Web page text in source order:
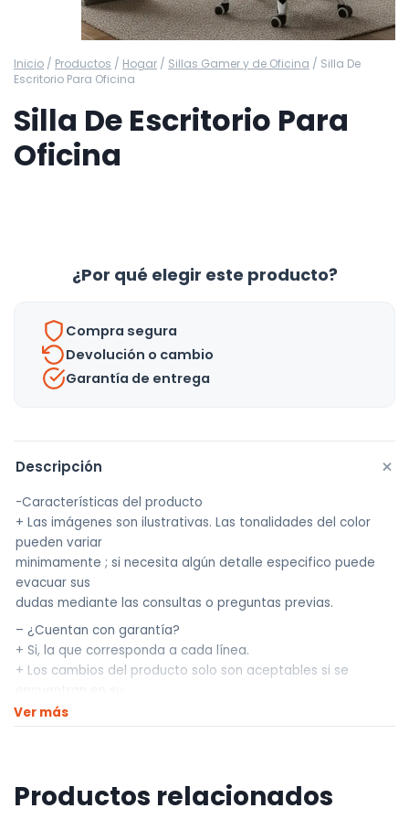
Inicio / Productos / Hogar / Sillas Gamer y de Oficina / Silla De
Escritorio Para Oficina
Silla De Escritorio Para
Oficina
¿Por qué elegir este producto?
Compra segura
Devolución o cambio
Garantía de entrega
Descripción +
-Características del producto
+ Las imágenes son ilustrativas. Las tonalidades del color
pueden variar
minimamente ; si necesita algún detalle especifico puede
evacuar sus
dudas mediante las consultas o preguntas previas.
– ¿Cuentan con garantía?
+ Si, la que corresponda a cada línea.
+ Los cambios del producto solo son aceptables si se
empaque original y dentro de la semana de recibido.
————————————
Ver más
Productos relacionados